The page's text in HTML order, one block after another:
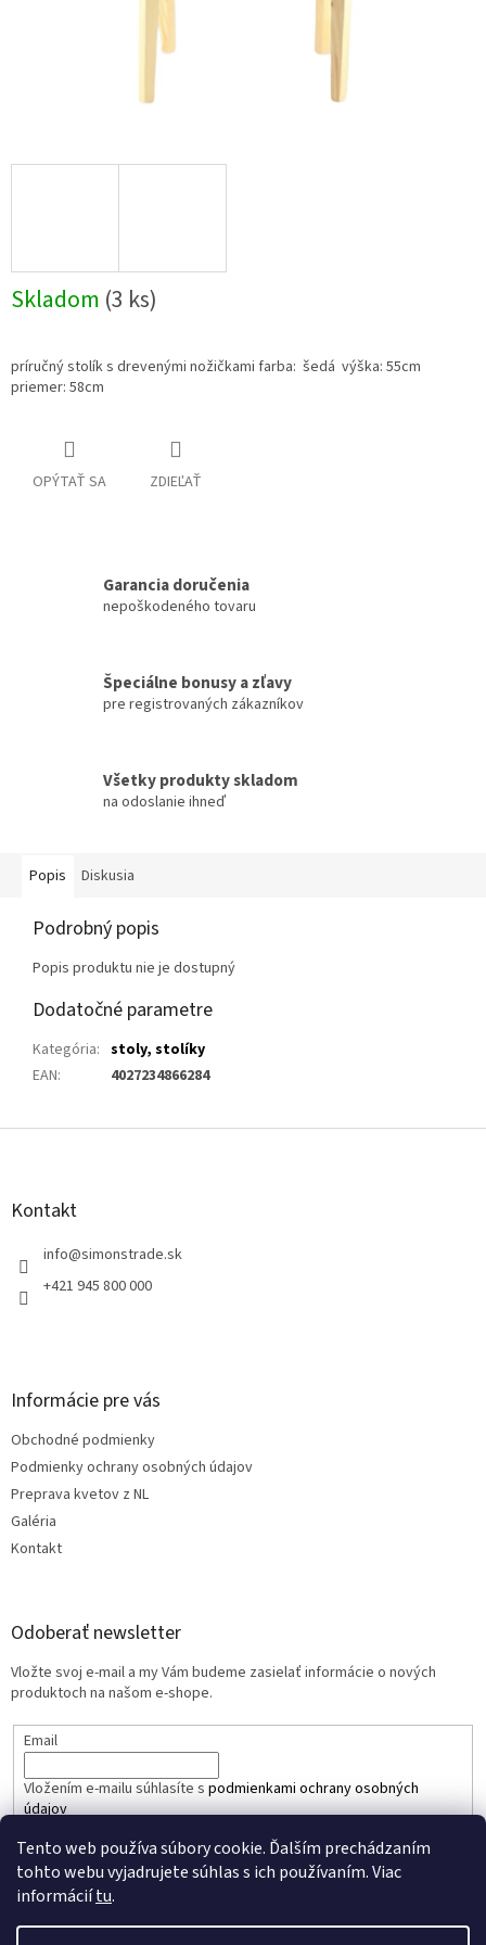
Tento web používa súbory cookie. Ďalším prechádzaním
tohto webu vyjadrujete súhlas s ich používaním. Viac
informáciítu.
Skladom (3 ks)
príručný stolík s drevenými nožičkami farba: šedá výška: 55cm
priemer: 58cm
OPÝTAŤ SA ZDIEĽAŤ
Garancia doručenia
nepoškodeného tovaru
Špeciálne bonusy a zľavy
pre registrovaných zákazníkov
Všetky produkty skladom
na odoslanie ihneď
Popis Diskusia
Podrobný popis
Popis produktu nie je dostupný
Dodatočné parametre
Kategória: stoly, stolíky
EAN: 4027234866284
Z
Kontakt
info@simonstrade.sk
+421 945 800 000
Informácie pre vás
Obchodné podmienky
Podmienky ochrany osobných údajov
Preprava kvetov z NL
Galéria
Kontakt
Odoberať newsletter
Vložte svoj e-mail a my Vám budeme zasielať informácie o nových
produktoch na našom e-shope.
Email
Vložením e-mailu súhlasíte s podmienkami ochrany osobných
údajov
PRIHLÁSIŤ SA